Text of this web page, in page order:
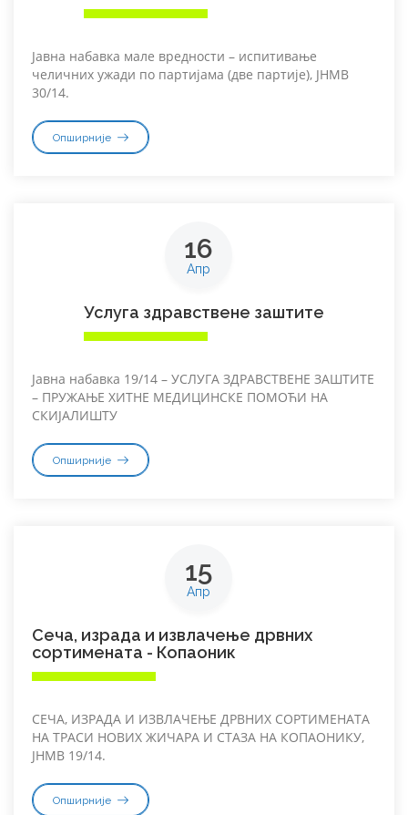
Јавна набавка мале вредности – испитивање
челичних ужади по партијама (две партије), ЈНМВ
30/14.
Опширније
16
Апр
Услуга здравствене заштите
Јавна набавка 19/14 – УСЛУГА ЗДРАВСТВЕНЕ ЗАШТИТЕ
– ПРУЖАЊЕ ХИТНЕ МЕДИЦИНСКЕ ПОМОЋИ НА
СКИЈАЛИШТУ
Опширније
15
Апр
Сеча, израда и извлачење дрвних
сортимената - Копаоник
СЕЧА, ИЗРАДА И ИЗВЛАЧЕЊЕ ДРВНИХ СОРТИМЕНАТА
НА ТРАСИ НОВИХ ЖИЧАРА И СТАЗА НА КОПАОНИКУ,
ЈНМВ 19/14.
Опширније